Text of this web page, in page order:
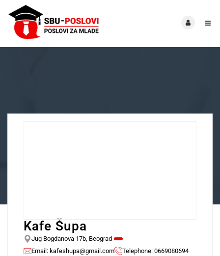
Kafe Šupa
Jug Bogdanova 17b, Beograd
Email: kafeshupa@gmail.com Telephone: 0669080694